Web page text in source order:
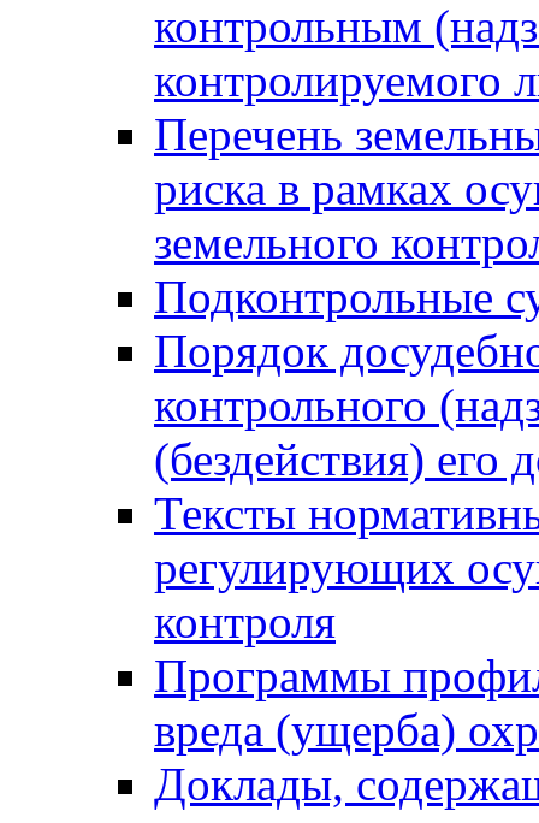
контрольным
контролируемого
Перечень
риска в рамках
земельного
Подконтрольные
Порядок
контрольного
(бездействия)
Тексты
регулирующих
контроля
Программы
вреда (ущерба)
Доклады,